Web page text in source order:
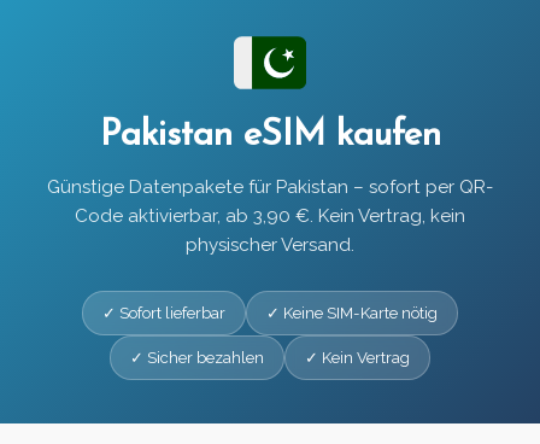
Pakistan eSIM kaufen
Günstige Datenpakete für Pakistan – sofort per QR-
Code aktivierbar, ab 3,90 €. Kein Vertrag, kein
physischer Versand.
✓ Sofort lieferbar ✓ Keine SIM-Karte nötig
✓ Sicher bezahlen ✓ Kein Vertrag